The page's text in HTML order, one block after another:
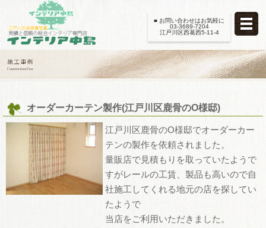
■ お問い合わせはお気軽に
03-3689-7204
江戸川区西葛西5-11-4
オーダーカーテン製作(江戸川区鹿骨のO様邸)
江戸川区鹿骨のO様邸でオーダーカー
テンの製作を依頼されました。
量販店で見積もりを取っていたようで
すがレールの工賃、製品も高いので自
社施工してくれる地元の店を探してい
たようで
当店をご利用いただきました。